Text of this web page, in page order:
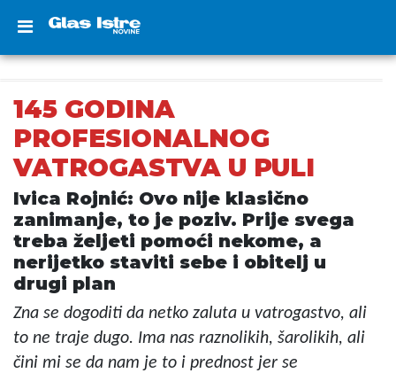
145 GODINA
PROFESIONALNOG
VATROGASTVA U PULI
Ivica Rojnić: Ovo nije klasično
zanimanje, to je poziv. Prije svega
treba željeti pomoći nekome, a
nerijetko staviti sebe i obitelj u
drugi plan
Zna se dogoditi da netko zaluta u vatrogastvo, ali
to ne traje dugo. Ima nas raznolikih, šarolikih, ali
čini mi se da nam je to i prednost jer se